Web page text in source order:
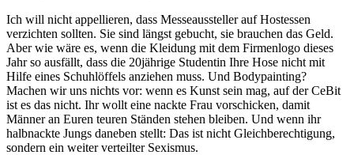
Ich will nicht appellieren, dass Messeaussteller auf Hostessen
verzichten sollten. Sie sind längst gebucht, sie brauchen das Geld.
Aber wie wäre es, wenn die Kleidung mit dem Firmenlogo dieses
Jahr so ausfällt, dass die 20jährige Studentin Ihre Hose nicht mit
Hilfe eines Schuhlöffels anziehen muss. Und Bodypainting?
Machen wir uns nichts vor: wenn es Kunst sein mag, auf der CeBit
ist es das nicht. Ihr wollt eine nackte Frau vorschicken, damit
Männer an Euren teuren Ständen stehen bleiben. Und wenn ihr
halbnackte Jungs daneben stellt: Das ist nicht Gleichberechtigung,
sondern ein weiter verteilter Sexismus.